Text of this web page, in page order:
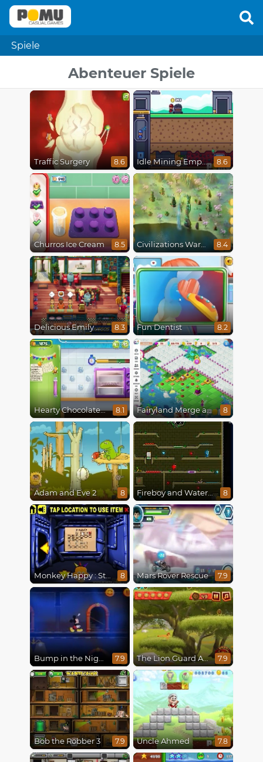
Spiele
Abenteuer Spiele
Traffic Surgery 8.6 Idle Mining Empire 8.6
Churros Ice Cream 8.5 Civilizations Wars Master Edition 8.4
Delicious Emily New Beginning 8.3 Fun Dentist 8.2
Hearty Chocolate Cake 8.1 Fairyland Merge and Magic 8
Adam and Eve 2 8 Fireboy and Watergirl 5 : Elements 8
Monkey Happy : Stage 0112 8 Mars Rover Rescue 7.9
Bump in the Night 7.9 The Lion Guard Assemble 7.9
Bob the Robber 3 7.9 Uncle Ahmed 7.8